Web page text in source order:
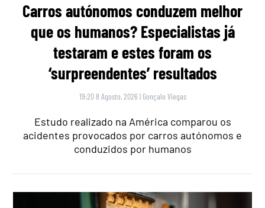
Carros autónomos conduzem melhor
que os humanos? Especialistas já
testaram e estes foram os
‘surpreendentes’ resultados
19:20 8 Agosto, 2026 | Gonçalo Viegas
Estudo realizado na América comparou os
acidentes provocados por carros autónomos e
conduzidos por humanos